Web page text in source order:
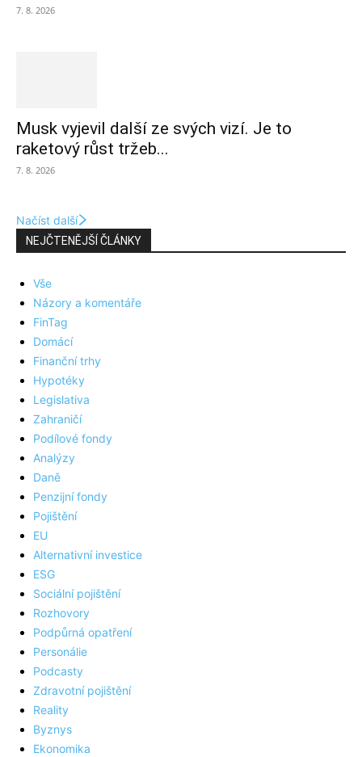
7. 8. 2026
Musk vyjevil další ze svých vizí. Je to
raketový růst tržeb...
7. 8. 2026
Načíst další
NEJČTENĚJŠÍ ČLÁNKY
Vše
Názory a komentáře
FinTag
Domácí
Finanční trhy
Hypotéky
Legislativa
Zahraničí
Podílové fondy
Analýzy
Daně
Penzijní fondy
Pojištění
EU
Alternativní investice
ESG
Sociální pojištění
Rozhovory
Podpůrná opatření
Personálie
Podcasty
Zdravotní pojištění
Reality
Byznys
Ekonomika